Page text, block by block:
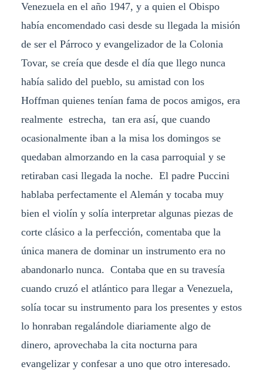
Venezuela en el año 1947, y a quien el Obispo
había encomendado casi desde su llegada la misión
de ser el Párroco y evangelizador de la Colonia
Tovar, se creía que desde el día que llego nunca
había salido del pueblo, su amistad con los
Hoffman quienes tenían fama de pocos amigos, era
realmente estrecha, tan era así, que cuando
ocasionalmente iban a la misa los domingos se
quedaban almorzando en la casa parroquial y se
retiraban casi llegada la noche. El padre Puccini
hablaba perfectamente el Alemán y tocaba muy
bien el violín y solía interpretar algunas piezas de
corte clásico a la perfección, comentaba que la
única manera de dominar un instrumento era no
abandonarlo nunca. Contaba que en su travesía
cuando cruzó el atlántico para llegar a Venezuela,
solía tocar su instrumento para los presentes y estos
lo honraban regalándole diariamente algo de
dinero, aprovechaba la cita nocturna para
evangelizar y confesar a uno que otro interesado.